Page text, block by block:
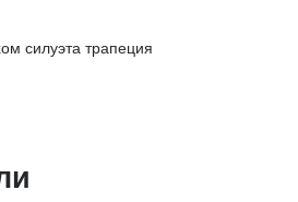
силуэта трапеция